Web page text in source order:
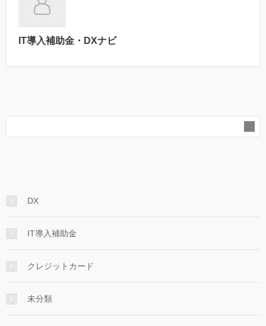
IT導入補助金・DXナビ
DX
IT導入補助金
クレジットカード
未分類